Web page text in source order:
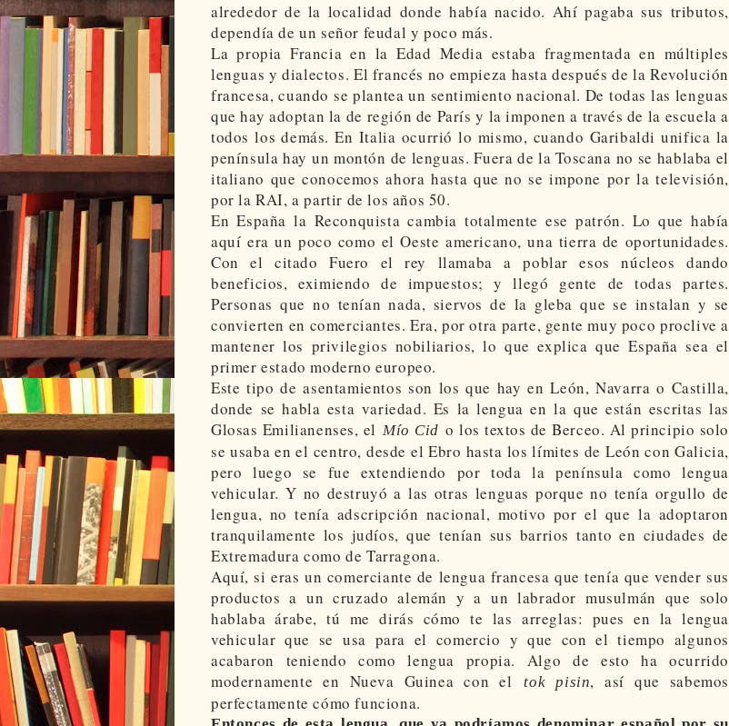
alrededor de la localidad donde había nacido. Ahí pagaba sus tributos,
dependía de un señor feudal y poco más.
La propia Francia en la Edad Media estaba fragmentada en múltiples
lenguas y dialectos. El francés no empieza hasta después de la Revolución
francesa, cuando se plantea un sentimiento nacional. De todas las lenguas
que hay adoptan la de región de París y la imponen a través de la escuela a
todos los demás. En Italia ocurrió lo mismo, cuando Garibaldi unifica la
península hay un montón de lenguas. Fuera de la Toscana no se hablaba el
italiano que conocemos ahora hasta que no se impone por la televisión,
por la RAI, a partir de los años 50.
En España la Reconquista cambia totalmente ese patrón. Lo que había
aquí era un poco como el Oeste americano, una tierra de oportunidades.
Con el citado Fuero el rey llamaba a poblar esos núcleos dando
beneficios, eximiendo de impuestos; y llegó gente de todas partes.
Personas que no tenían nada, siervos de la gleba que se instalan y se
convierten en comerciantes. Era, por otra parte, gente muy poco proclive a
mantener los privilegios nobiliarios, lo que explica que España sea el
primer estado moderno europeo.
Este tipo de asentamientos son los que hay en León, Navarra o Castilla,
donde se habla esta variedad. Es la lengua en la que están escritas las
Glosas Emilianenses, elMío Cid o los textos de Berceo. Al principio solo
se usaba en el centro, desde el Ebro hasta los límites de León con Galicia,
pero luego se fue extendiendo por toda la península como lengua
vehicular. Y no destruyó a las otras lenguas porque no tenía orgullo de
lengua, no tenía adscripción nacional, motivo por el que la adoptaron
tranquilamente los judíos, que tenían sus barrios tanto en ciudades de
Extremadura como de Tarragona.
Aquí, si eras un comerciante de lengua francesa que tenía que vender sus
productos a un cruzado alemán y a un labrador musulmán que solo
hablaba árabe, tú me dirás cómo te las arreglas: pues en la lengua
vehicular que se usa para el comercio y que con el tiempo algunos
acabaron teniendo como lengua propia. Algo de esto ha ocurrido
modernamente en Nueva Guinea con eltok pisin, así que sabemos
perfectamente cómo funciona.